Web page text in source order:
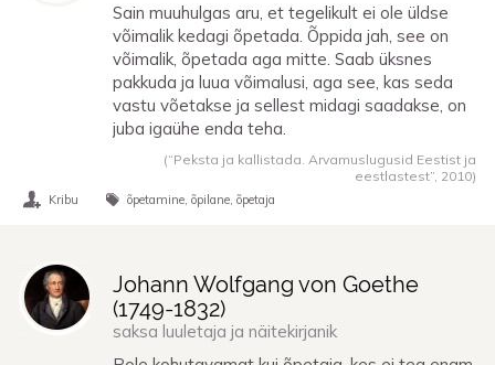
Sain muuhulgas aru, et tegelikult ei ole üldse
võimalik kedagi õpetada. Õppida jah, see on
võimalik, õpetada aga mitte. Saab üksnes
pakkuda ja luua võimalusi, aga see, kas seda
vastu võetakse ja sellest midagi saadakse, on
juba igaühe enda teha.
(“Peksta ja kallistada. Arvamuslugusid Eestist ja
eestlastest”, 2010)
Kribu õpetamine õpilane õpetaja
Johann Wolfgang von Goethe
(1749-1832)
saksa luuletaja ja näitekirjanik